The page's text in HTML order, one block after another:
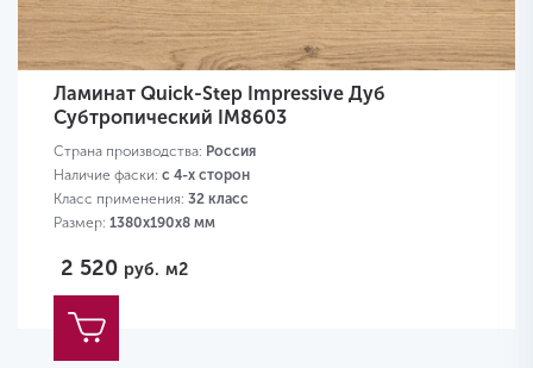
Ламинат Quick-Step Impressive Дуб
Субтропический IM8603
Страна производства: Россия
Наличие фаски: с 4-х сторон
Класс применения: 32 класс
Размер: 1380х190х8 мм
2 520 руб. м2